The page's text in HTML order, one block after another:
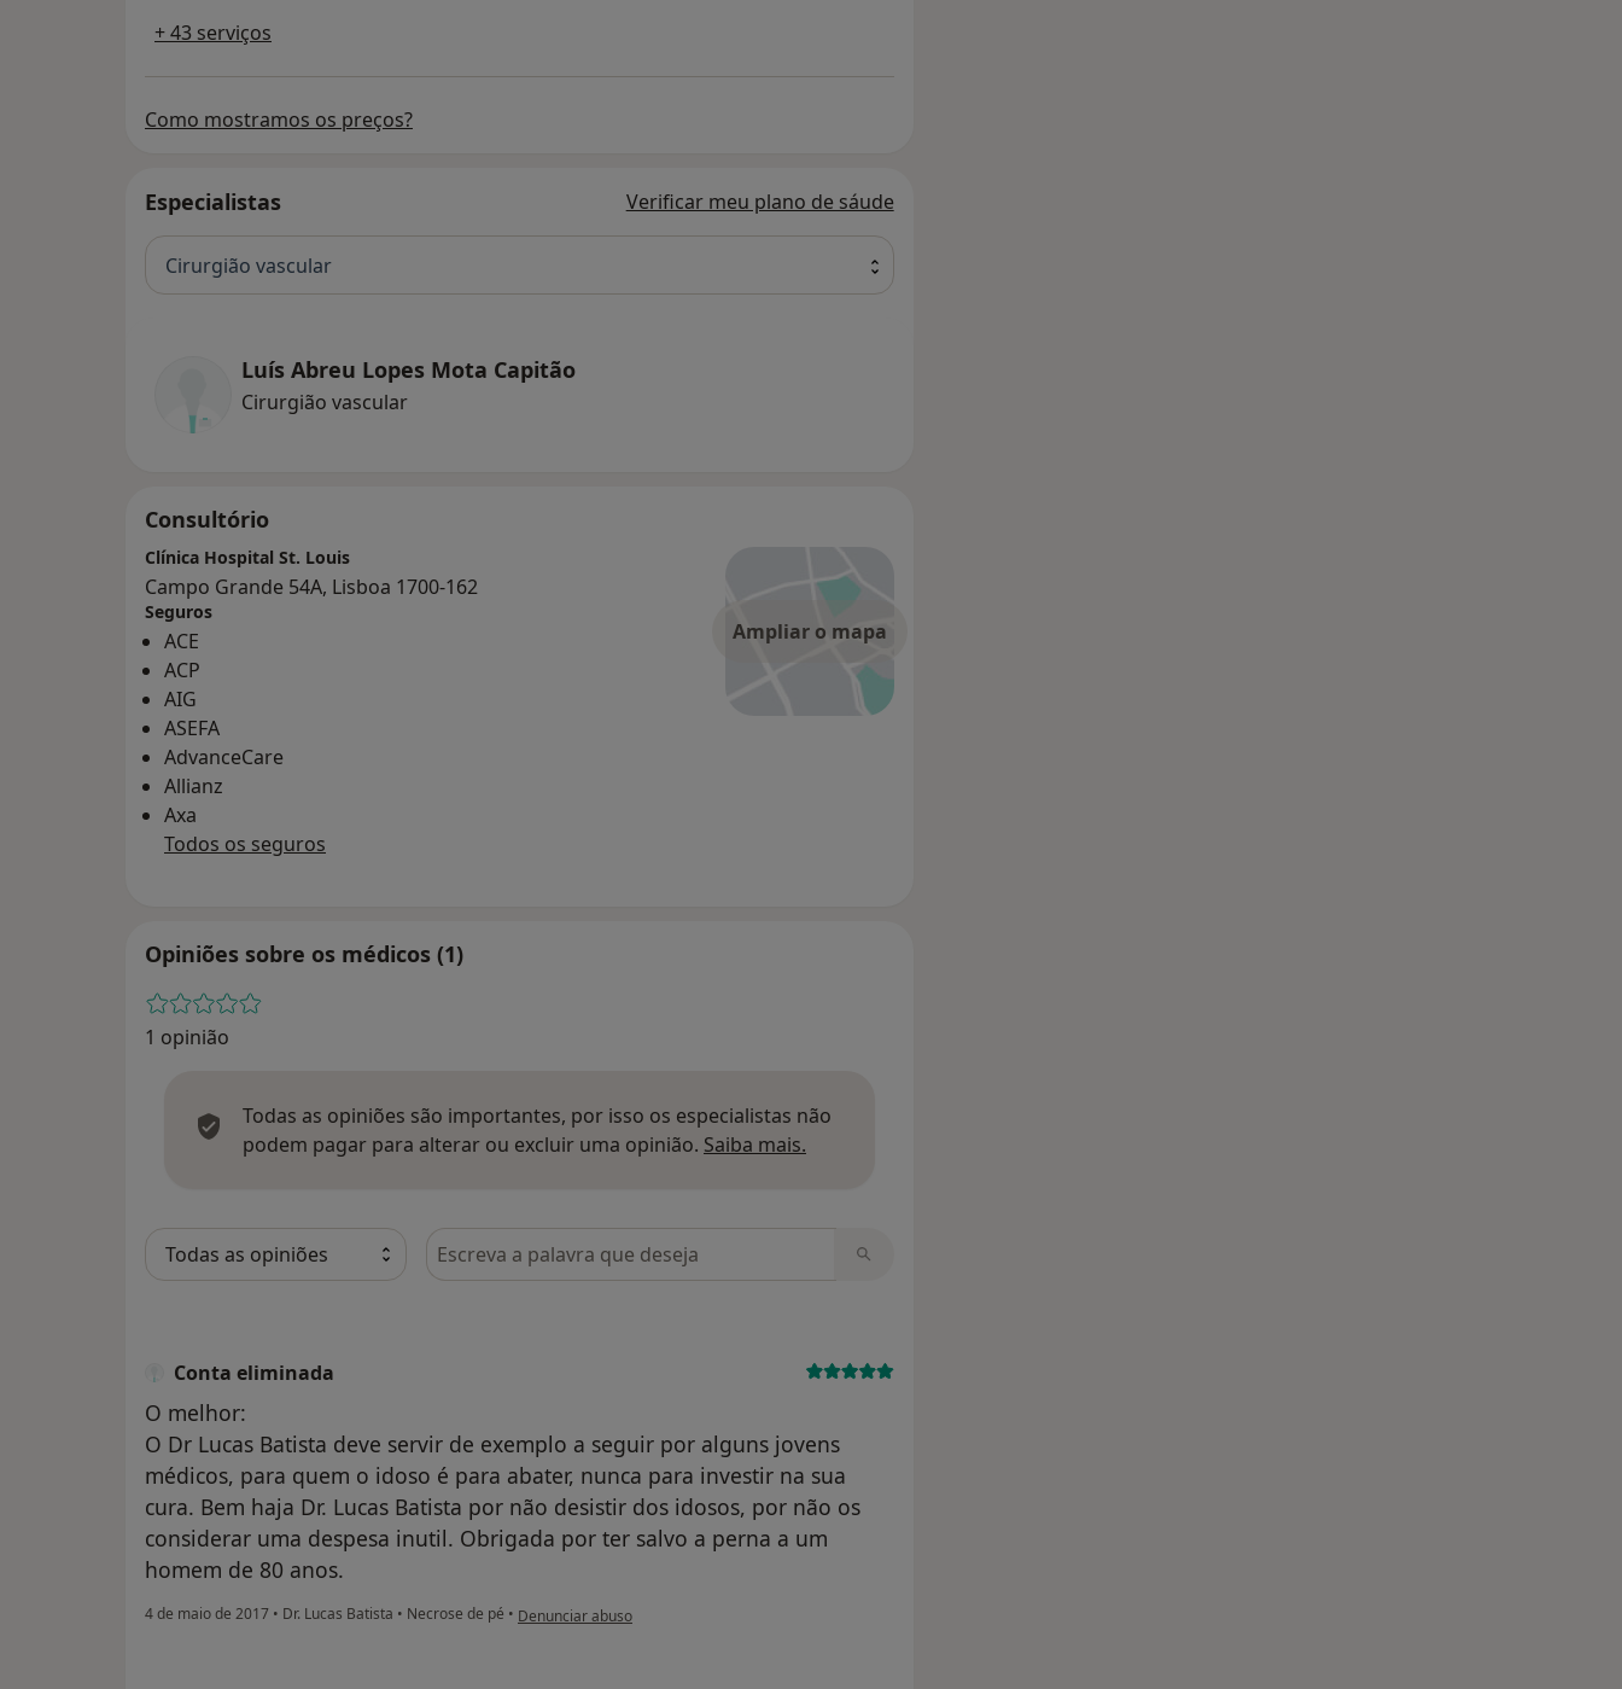
+ 43 serviços
Como mostramos os preços?
Especialistas Verificar meu plano de sáude
Cirurgião vascular
Luís Abreu Lopes Mota Capitão
Cirurgião vascular
Consultório
Ampliar o mapa
Clínica Hospital St. Louis
Campo Grande 54A, Lisboa 1700-162
Seguros
ACE
ACP
AIG
ASEFA
AdvanceCare
Allianz
Axa
Todos os seguros
Opiniões sobre os médicos (1)
1 opinião
Todas as opiniões são importantes, por isso os especialistas não
podem pagar para alterar ou excluir uma opinião. Saiba mais.
Pesquisar em opiniões
Conta eliminada
O melhor:
O Dr Lucas Batista deve servir de exemplo a seguir por alguns jovens
médicos, para quem o idoso é para abater, nunca para investir na sua
cura. Bem haja Dr. Lucas Batista por não desistir dos idosos, por não os
considerar uma despesa inutil. Obrigada por ter salvo a perna a um
homem de 80 anos.
4 de maio de 2017 • Dr. Lucas Batista • Necrose de pé • na opinião do utilizador Conta eliminada
Denunciar abuso